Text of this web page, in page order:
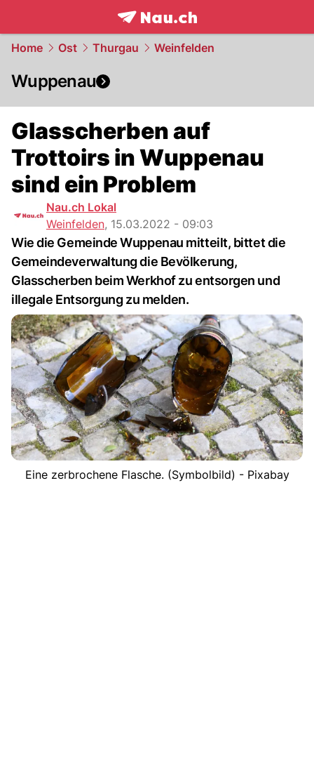
frontpage.NAU.ch
Home Ost Thurgau Weinfelden
Wuppenau
Glasscherben auf
Trottoirs in Wuppenau
sind ein Problem
Nau.ch Lokal
Weinfelden, 15.03.2022 - 09:03
Wie die Gemeinde Wuppenau mitteilt, bittet die
Gemeindeverwaltung die Bevölkerung,
Glasscherben beim Werkhof zu entsorgen und
illegale Entsorgung zu melden.
Eine zerbrochene Flasche. (Symbolbild) - Pixabay